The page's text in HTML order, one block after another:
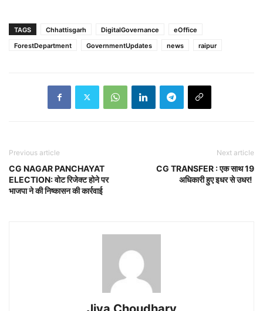
TAGS Chhattisgarh DigitalGovernance
eOffice
ForestDepartment
GovernmentUpdates news raipur
Previous article
CG NAGAR PANCHAYAT
ELECTION: वोट रिजेक्ट होने पर
भाजपा ने की निष्कासन की कार्रवाई
Next article
CG TRANSFER : एक साथ 19
अधिकारी हुए इधर से उधर!